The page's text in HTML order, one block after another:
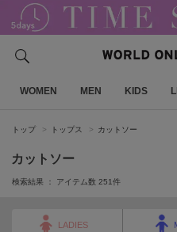
WOMEN MEN KIDS
トップ トップス カットソー
カットソー
検索結果 ： アイテム数 251件
LADIES